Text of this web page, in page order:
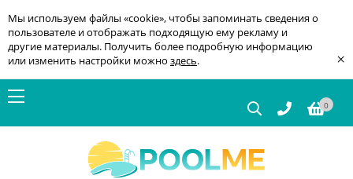
Мы используем файлы «cookie», чтобы запоминать сведения о
пользователе и отображать подходящую ему рекламу и
другие материалы. Получить более подробную информацию
или изменить настройки можно здесь. ×
0